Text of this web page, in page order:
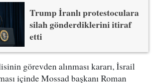
Trump İranlı protestoculara
silah gönderdiklerini itiraf
etti
görevden alınması kararı, İsrail
içinde Mossad başkanı Roman